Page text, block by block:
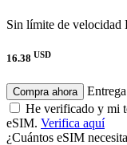
Sin límite de velocidad
16.38 USD
Compra ahora
He verificado y mi
eSIM. Verifica aquí
¿Cuántos eSIM